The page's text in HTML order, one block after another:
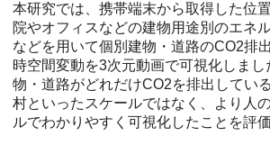
本研究では、携帯端末から取得した位
院やオフィスなどの建物用途別のエネ
などを用いて個別建物・道路のCO2排
時空間変動を3次元動画で可視化しま
物・道路がどれだけCO2を排出してい
村といったスケールではなく、より人
ルでわかりやすく可視化したことを評